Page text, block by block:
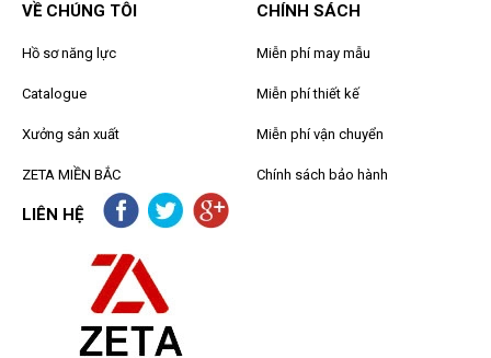
VỀ CHÚNG TÔI
Hồ sơ năng lực
Catalogue
Xưởng sản xuất
ZETA MIỀN BẮC
CHÍNH SÁCH
Miễn phí may mẫu
Miễn phí thiết kế
Miễn phí vận chuyển
Chính sách bảo hành
LIÊN HỆ